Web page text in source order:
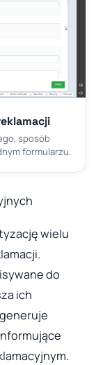
sposób
formularzu.
wielu
do
ich